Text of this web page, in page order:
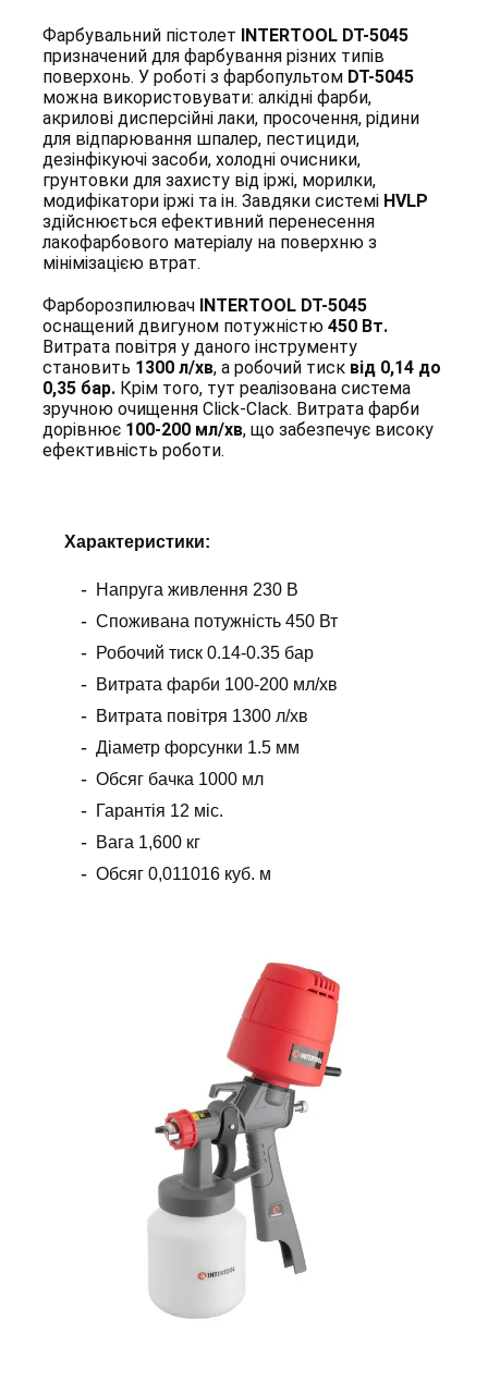
Фарбувальний пістолет
INTERTOOL DT-5045
призначений для фарбування різних типів
поверхонь. У роботі з фарбопультом DT-5045
можна використовувати: алкідні фарби,
акрилові дисперсійні лаки, просочення, рідини
для відпарювання шпалер, пестициди,
дезінфікуючі засоби, холодні очисники,
грунтовки для захисту від іржі, морилки,
модифікатори іржі та ін. Завдяки системі HVLP
здійснюється ефективний перенесення
лакофарбового матеріалу на поверхню з
мінімізацією втрат.
Фарборозпилювач INTERTOOL DT-5045
оснащений двигуном потужністю 450 Вт.
Витрата повітря у даного інструменту
становить 1300 л/хв, а робочий тиск від 0,14 до
0,35 бар. Крім того, тут реалізована система
зручною очищення Click-Clack. Витрата фарби
дорівнює 100-200 мл/хв, що забезпечує високу
ефективність роботи.
Характеристики:
Напруга живлення 230 В
Споживана потужність 450 Вт
Робочий тиск 0.14-0.35 бар
Витрата фарби 100-200 мл/хв
Витрата повітря 1300 л/хв
Діаметр форсунки 1.5 мм
Обсяг бачка 1000 мл
Гарантія 12 міс.
Вага 1,600 кг
Обсяг 0,011016 куб. м